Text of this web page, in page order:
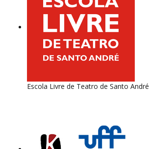
Escola Livre de Teatro de Santo André